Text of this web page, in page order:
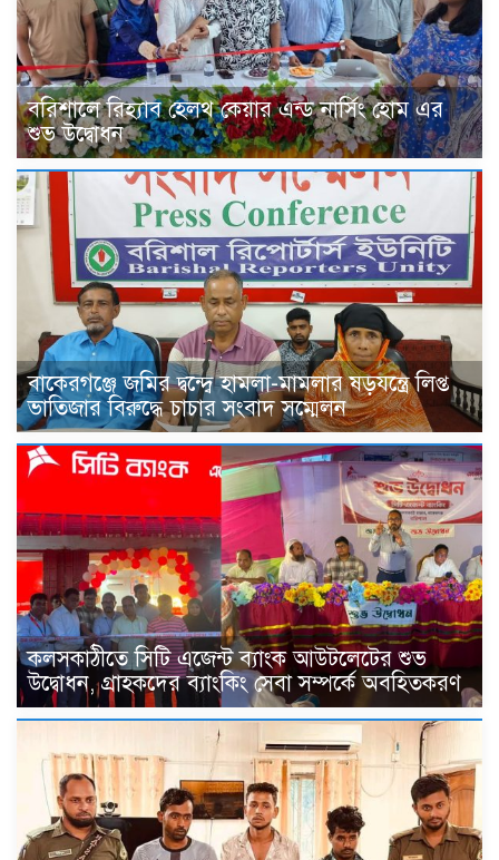
বরিশালে রিহ্যাব হেলথ কেয়ার এন্ড নার্সিং হোম এর
শুভ উদ্বোধন
বাকেরগঞ্জে জমির দ্বন্দ্বে হামলা-মামলার ষড়যন্ত্রে লিপ্ত
ভাতিজার বিরুদ্ধে চাচার সংবাদ সম্মেলন
কলসকাঠীতে সিটি এজেন্ট ব্যাংক আউটলেটের শুভ
উদ্বোধন, গ্রাহকদের ব্যাংকিং সেবা সম্পর্কে অবহিতকরণ